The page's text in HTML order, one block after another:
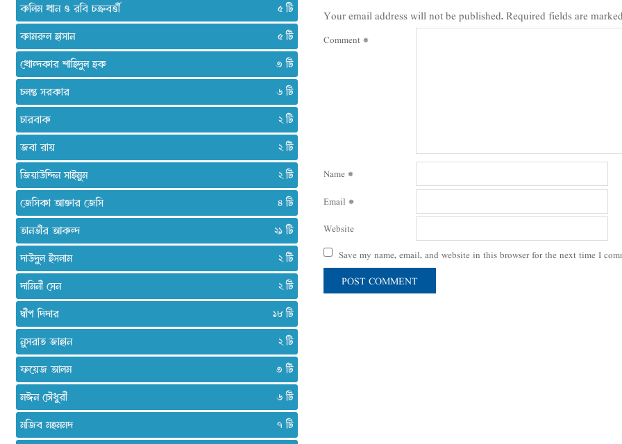
Your email address will not be published. Required fields are
Comment *
Name *
Email *
Website
Save my name, email, and website in this browser for the next time I
কলিম খান ও রবি চক্রবর্ত্তী
৫
কামরুল হাসান
৫
খোন্দকার শাহিদুল হক
৩
চলন্ত সরকার
৬
চারবাক
২
জবা রায়
২
জিয়াউদ্দিন সাইমুম
২
জেসিকা আক্তার জেসি
৪
তানভীর আকন্দ
২১
দাউদুল ইসলাম
২
দামিনী সেন
২
দ্বীপ দিদার
১৮
নুসরাত জাহান
২
ফয়েজ আলম
৩
মঈন চৌধুরী
৬
মজিব মহমমদ
৭